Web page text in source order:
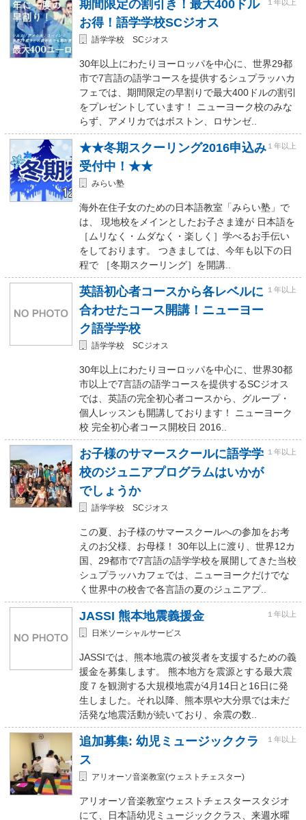
期間限定の割引き！最大400ドル
お得！語学学校SCジオス
１年以上
語学学校 SCジオス
30年以上にわたりヨーロッパを中心に、世界29都
市で7言語の語学コースを提供するシュプラッハカ
フェでは、期間限定の早割りで最大400ドルの割引
をプレゼントしています！ ニューヨーク校のみな
らず、アメリカではボストン、ロサンゼ..
★★冬期スクーリング2016申込み
受付中！★★
１年以上
みらい塾
海外在住子女のための日本語教室「みらい塾」で
は、 現地校をメインとしたお子さま達が 日本語を
［ムリなく・ムダなく・楽しく］学べるお手伝い
をしております。 つきましては、今年も以下の日
程で ［冬期スクーリング］を開講..
英語初心者コースから各レベルに
合わせたコース開講！ニューヨー
ク語学学校
１年以上
語学学校 SCジオス
30年以上にわたりヨーロッパを中心に、世界30都
市以上で7言語の語学コースを提供するSCジオス
では、英語の完全初心者コースから、グループ・
個人レッスンも開講しております！ ニューヨーク
校 完全初心者コース開校日 2016..
お子様のサマースクールに語学学
校のジュニアプログラムはいかが
でしょうか
１年以上
語学学校 SCジオス
この夏、お子様のサマースクールへの参加をお考
えのお父様、お母様！ 30年以上に渡り、世界12カ
国、29都市で7言語の語学学校を展開してきた当校
シュプラッハカフェでは、ニューヨークだけでな
く世界中の校舎で各言語の夏のジュニアプ..
JASSI 熊本地震義援金 １年以上
日米ソーシャルサービス
JASSIでは、熊本地震の被災者を支援するための義
援金を募集します。 熊本地方を震源とする最大震
度７を観測する大規模地震が4月14日と16日に発
生しました。それ以降、熊本県や大分県では未だ
活発な地震活動が続いており、余震の数..
追加募集: 幼児ミュージッククラ
ス
１年以上
アリオーソ音楽教室(ウェストチェスター)
アリオーソ音楽教室ウェストチェスタースタジオ
にて、日本語幼児ミュージッククラス、来週水曜